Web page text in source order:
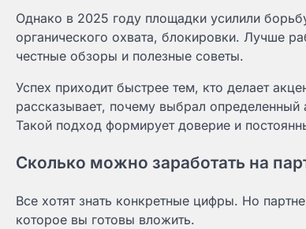
Однако в 2025 году площадки усилили
органического охвата, блокировки. Лучше
честные обзоры и полезные советы.
Успех приходит быстрее тем, кто делает
рассказывает, почему выбрал определенный
Такой подход формирует доверие и
Сколько можно заработать на
Все хотят знать конкретные цифры. Но
которое вы готовы вложить.